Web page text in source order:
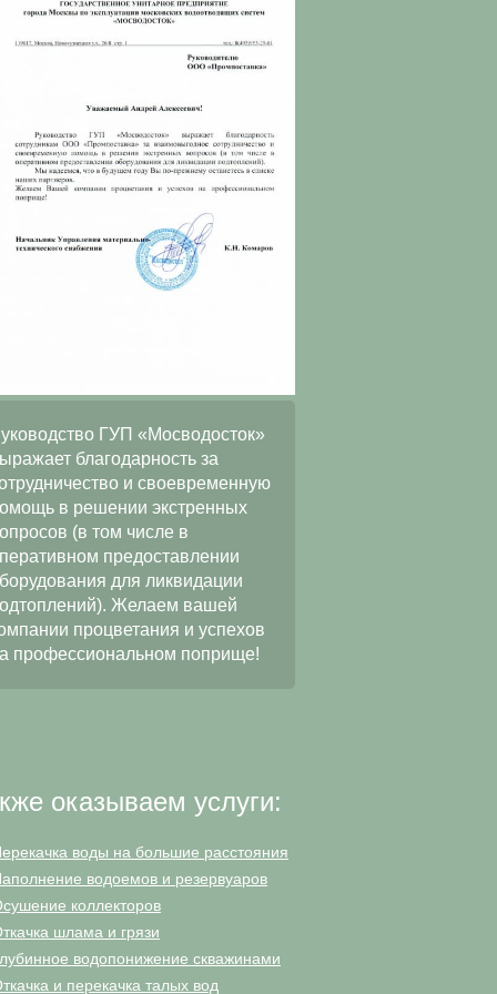
ГУП «Мосводосток»
благодарность за
и своевременную
в решении экстренных
(в том числе в
предоставлении
для ликвидации
Желаем вашей
процветания и успехов
профессиональном поприще!
оказываем услуги:
воды на большие расстояния
водоемов и резервуаров
коллекторов
шлама и грязи
водопонижение скважинами
и перекачка талых вод